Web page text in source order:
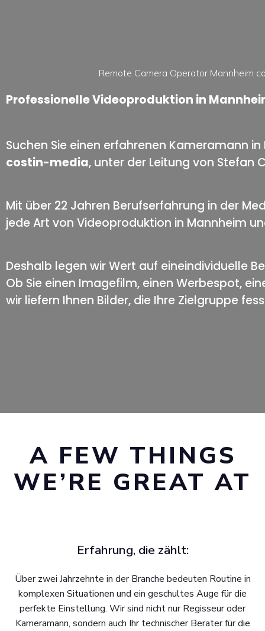
Remote Camera Operator Mannheim
Professionelle Videoproduktion in
Suchen Sie einen erfahrenen Kameramann
costin-media, unter der Leitung von Stefan
Mit über 22 Jahren Berufserfahrung in der
jede Art von Videoproduktion in Mannheim
Deshalb legen wir Wert auf eineindividuelle
Ob Sie einen Imagefilm, einen Werbespot,
wir liefern Ihnen Bilder, die Ihre Zielgruppe
A FEW THINGS
WE’RE GREAT AT
Erfahrung, die zählt:
Über zwei Jahrzehnte in der Branche bedeuten Routine in
komplexen Situationen und ein geschultes Auge für die
perfekte Einstellung. Wir sind nicht nur Regisseur oder
Kameramann, sondern auch Ihr technischer Berater für die